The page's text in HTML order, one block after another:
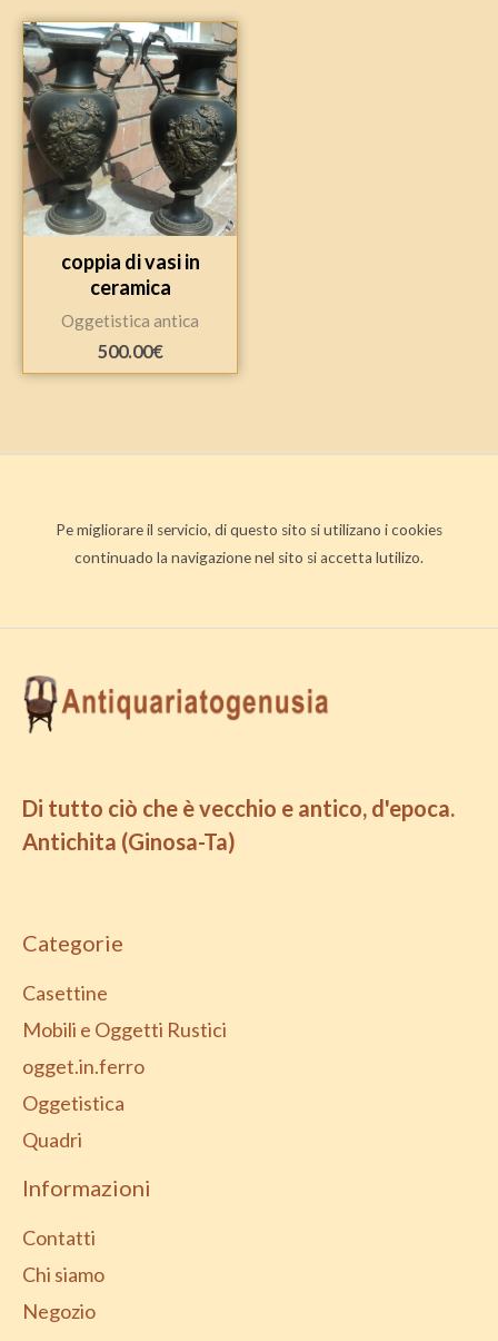
coppia di vasi in
ceramica
Oggetistica antica
500.00€
Pe migliorare il servicio, di questo sito si utilizano i cookies
continuado la navigazione nel sito si accetta lutilizo.
Di tutto ciò che è vecchio e antico, d'epoca.
Antichita (Ginosa-Ta)
Categorie
Casettine
Mobili e Oggetti Rustici
ogget.in.ferro
Oggetistica
Quadri
Informazioni
Contatti
Chi siamo
Negozio